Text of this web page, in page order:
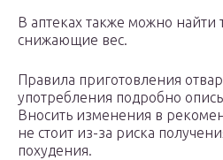
В аптеках также можно найти
снижающие вес.
Правила приготовления
употребления подробно
Вносить изменения в
не стоит из-за риска
похудения.